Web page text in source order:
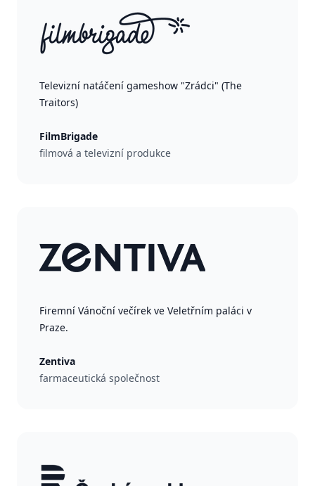
Televizní natáčení gameshow "Zrádci" (The
Traitors)
FilmBrigade
filmová a televizní produkce
Firemní Vánoční večírek ve Veletřním paláci v
Praze.
Zentiva
farmaceutická společnost